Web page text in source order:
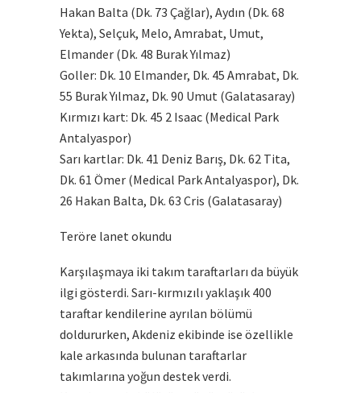
Hakan Balta (Dk. 73 Çağlar), Aydın (Dk. 68
Yekta), Selçuk, Melo, Amrabat, Umut,
Elmander (Dk. 48 Burak Yılmaz)
Goller: Dk. 10 Elmander, Dk. 45 Amrabat, Dk.
55 Burak Yılmaz, Dk. 90 Umut (Galatasaray)
Kırmızı kart: Dk. 45 2 Isaac (Medical Park
Antalyaspor)
Sarı kartlar: Dk. 41 Deniz Barış, Dk. 62 Tita,
Dk. 61 Ömer (Medical Park Antalyaspor), Dk.
26 Hakan Balta, Dk. 63 Cris (Galatasaray)
Teröre lanet okundu
Karşılaşmaya iki takım taraftarları da büyük
ilgi gösterdi. Sarı-kırmızılı yaklaşık 400
taraftar kendilerine ayrılan bölümü
doldururken, Akdeniz ekibinde ise özellikle
kale arkasında bulunan taraftarlar
takımlarına yoğun destek verdi.